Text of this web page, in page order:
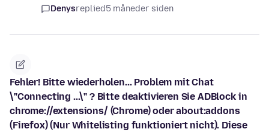
Denysreplied5 måneder siden
Fehler! Bitte wiederholen... Problem mit Chat
\"Connecting ...\" ? Bitte deaktivieren Sie ADBlock in
chrome://extensions/ (Chrome) oder about:addons
(Firefox) (Nur Whitelisting funktioniert nicht). Diese